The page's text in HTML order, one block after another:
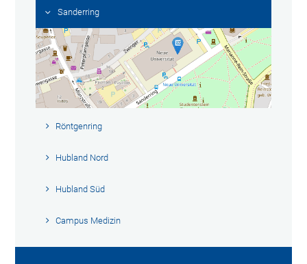
Sanderring
Röntgenring
Hubland Nord
Hubland Süd
Campus Medizin